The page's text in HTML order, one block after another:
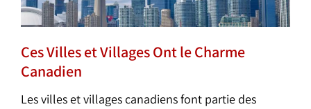
Ces Villes et Villages Ont le Charme
Canadien
Les villes et villages canadiens font partie des